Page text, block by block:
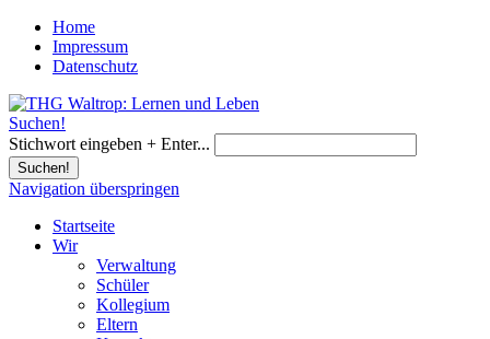
Home
Impressum
Datenschutz
Suchen!
Stichwort eingeben + Enter...
Suchen!
Navigation überspringen
Startseite
Wir
Verwaltung
Schüler
Kollegium
Eltern